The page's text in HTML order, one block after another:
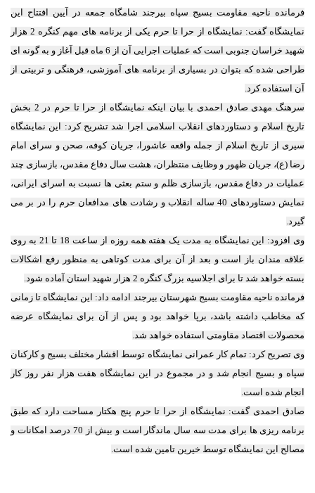
فرمانده ناحیه مقاومت بسیج سپاه بیرجند شامگاه جمعه در آیین افتتاح این
نمایشگاه گفت: نمایشگاه از حرا تا حرم یکی از برنامه های مهم کنگره 2 هزار
شهید خراسان جنوبی است که عملیات اجرایی آن از 6 ماه قبل آغاز و به گونه ای
طراحی شده که بتوان در بسیاری از برنامه های آموزشی، فرهنگی و تربیتی از
آن استفاده کرد.
سرهنگ مهدی صادق احمدی با بیان اینکه نمایشگاه از حرا تا حرم در 2 بخش
تاریخ اسلام و دستاوردهای انقلاب اسلامی اجرا شد تشریح کرد: این نمایشگاه
سیری از تاریخ اسلام از جمله واقعه عاشورا، جریان کوفه، صحن و سرای امام
رضا (ع)، جریان ظهور و وظایف منتظران، هشت سال دفاع مقدس، بازسازی چند
عملیات در دفاع مقدس، بازسازی ظلم و ستم بعثی ها نسبت به اسرای ایرانی،
نمایش دستاوردهای 40 ساله انقلاب و رشادت های مدافعان حرم را در بر می
گیرد.
وی افزود: این نمایشگاه به مدت یک هفته همه روزه از ساعت 18 تا 21 به روی
علاقه مندان باز است و بعد از آن برای مدت کوتاهی به منظور رفع اشکالات
بسته خواهد شد تا برای اجلاسیه بزرگ کنگره 2 هزار شهید استان آماده شود.
فرمانده ناحیه مقاومت بسیج شهرستان بیرجند ادامه داد: این نمایشگاه تا زمانی
که مخاطب داشته باشد، برپا خواهد بود و پس از آن برای نمایشگاه عرضه
محصولات اقتصاد مقاومتی استفاده خواهد شد.
وی تصریح کرد: تمام کار عمرانی نمایشگاه توسط اقشار مختلف بسیج و کارکنان
سپاه و بسیج انجام شد و در مجموع در این نمایشگاه هفت هزار نفر روز کار
انجام شده است.
صادق احمدی گفت: نمایشگاه از حرا تا حرم پنج هکتار مساحت دارد که طبق
برنامه ریزی ها برای مدت سه سال ماندگار است و بیش از 70 درصد امکانات و
مصالح این نمایشگاه توسط خیرین تامین شده است.